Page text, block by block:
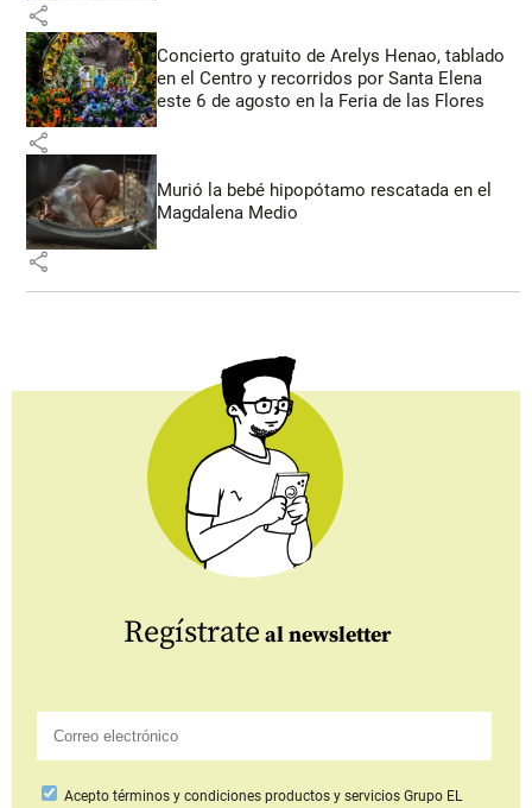
share
Concierto gratuito de Arelys Henao, tablado
en el Centro y recorridos por Santa Elena
este 6 de agosto en la Feria de las Flores
share
Murió la bebé hipopótamo rescatada en el
Magdalena Medio
share
Regístrate al newsletter
Aceptotérminos y condiciones productos y serviciosGrupo EL